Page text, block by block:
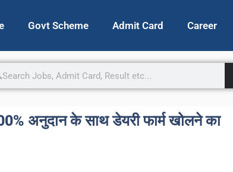
Govt Scheme Admit Card Career
अनुदान के साथ डेयरी फार्म खोलने का